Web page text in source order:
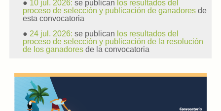
● 10 jul. 2026: se publican los resultados del
proceso de selección y publicación de ganadoresde
esta convocatoria
● 24 jul. 2026: se publican los resultados del
proceso de selección y publicación de la resolución
de los ganadoresde la convocatoria